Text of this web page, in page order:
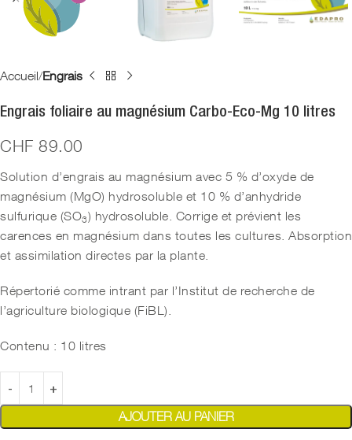
Accueil Engrais
Engrais foliaire au magnésium Carbo-Eco-Mg 10 litres
CHF 89.00
Solution d’engrais au magnésium avec 5 % d’oxyde de
magnésium (MgO) hydrosoluble et 10 % d’anhydride
sulfurique (SO3) hydrosoluble. Corrige et prévient les
carences en magnésium dans toutes les cultures. Absorption
et assimilation directes par la plante.
Répertorié comme intrant par l’Institut de recherche de
l’agriculture biologique (FiBL).
Contenu : 10 litres
AJOUTER AU PANIER